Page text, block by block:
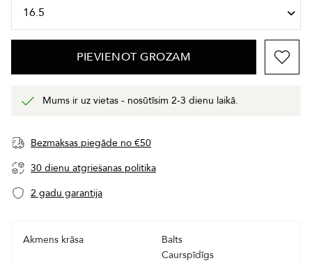
PIEVIENOT GROZAM
Mums ir uz vietas - nosūtīsim 2-3 dienu laikā.
Bezmaksas piegāde no €50
30 dienu atgriešanas politika
2 gadu garantija
Akmens krāsa
Balts
Caurspīdīgs